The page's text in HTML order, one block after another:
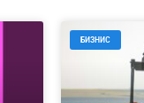
БИЗНИС